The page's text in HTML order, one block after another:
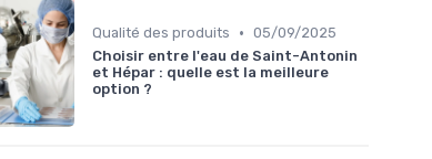
Qualité des produits • 05/09/2025
Choisir entre l'eau de Saint-Antonin
et Hépar : quelle est la meilleure
option ?